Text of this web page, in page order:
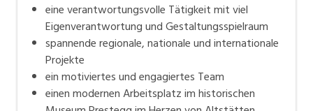
eine verantwortungsvolle Tätigkeit mit viel
Eigenverantwortung und Gestaltungsspielraum
spannende regionale, nationale und internationale
Projekte
ein motiviertes und engagiertes Team
einen modernen Arbeitsplatz im historischen